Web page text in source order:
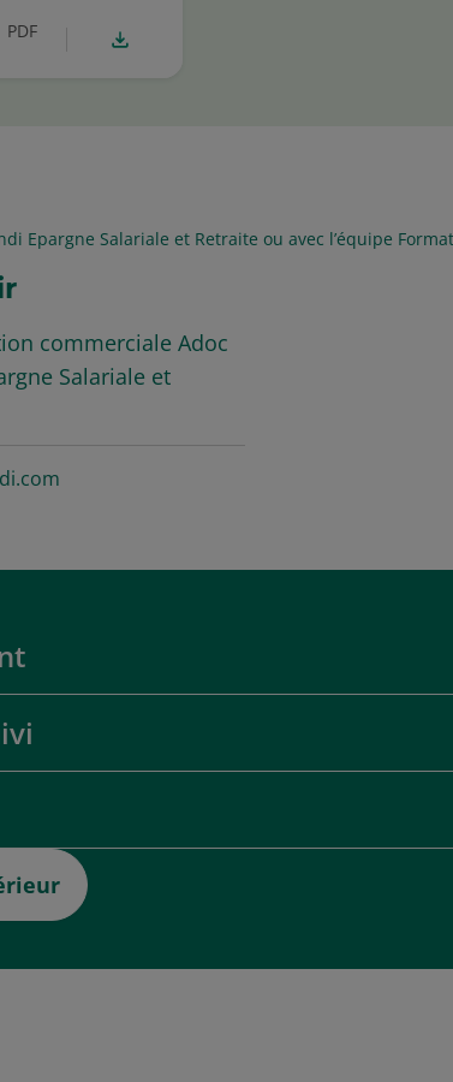
PDF
Epargne Salariale et Retraite ou avec l’équipe
commerciale Adoc
Salariale et